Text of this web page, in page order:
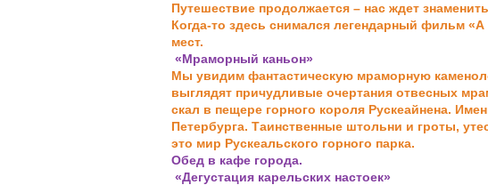
Путешествие продолжается – нас ждет
Когда-то здесь снимался легендарный фильм
мест.
«Мраморный каньон»
Мы увидим фантастическую мраморную
выглядят причудливые очертания отвесных
скал в пещере горного короля Рускеайнена.
Петербурга. Таинственные штольни и гроты,
это мир Рускеальского горного парка.
Обед в кафе города.
«Дегустация карельских настоек»